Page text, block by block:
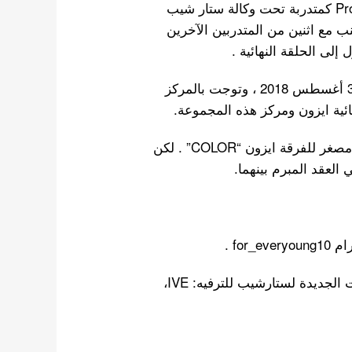
– في عام 2018، انضمت جانغ وونيونغ لعرض Produce 48 كمتدربة تحت وكالة ستار شيب
مع اثنين من المتدربين الآخرين
الحلقة النهائية .
كان عيد ميلاد وونيونغ في الحلقة النهائية من العرص 31 أغسطس 2018 ، وتوجت بالمركز
ايزون ومركز هذه المجموعة.
– في 1 ديسمبر 2021، بدأت رسميا في مجموعة الفتيات الجديدة لستارشيب للترفيه: IVE،